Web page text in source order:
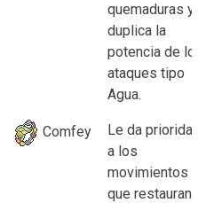
quemaduras y
duplica la
potencia de
ataques tipo
Agua.
Comfey
Le da
a los
movimientos
que restauran